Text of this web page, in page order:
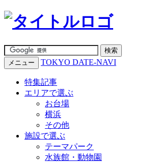
メニュー TOKYO DATE-NAVI
特集記事
エリアで選ぶ
お台場
横浜
その他
施設で選ぶ
テーマパーク
水族館・動物園